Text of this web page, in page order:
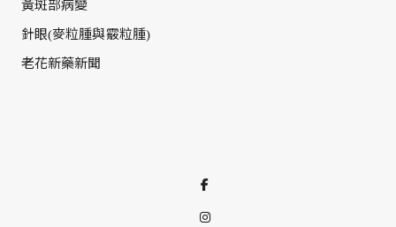
黃斑部病變
針眼(麥粒腫與霰粒腫)
老花新藥新聞